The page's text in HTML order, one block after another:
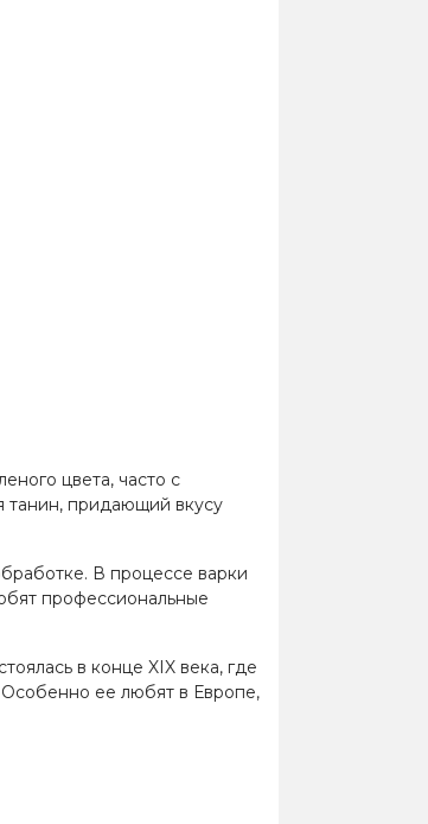
цвета, часто с
танин, придающий вкусу
В процессе варки
профессиональные
в конце XIX века, где
ее любят в Европе,